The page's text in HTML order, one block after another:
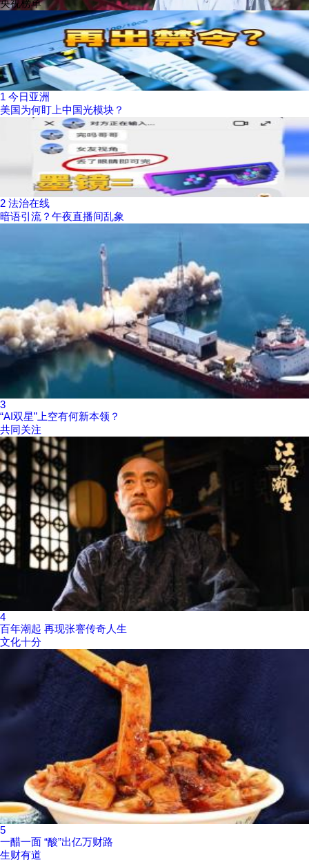
央视榜单
1 今日亚洲
美国为何盯上中国光模块？
2 法治在线
暗语引流？午夜直播间乱象
3
“AI双星”上空有何新本领？
共同关注
4
百年潮起 再现张謇传奇人生
文化十分
5
一醋一面 “酸”出亿万财路
生财有道